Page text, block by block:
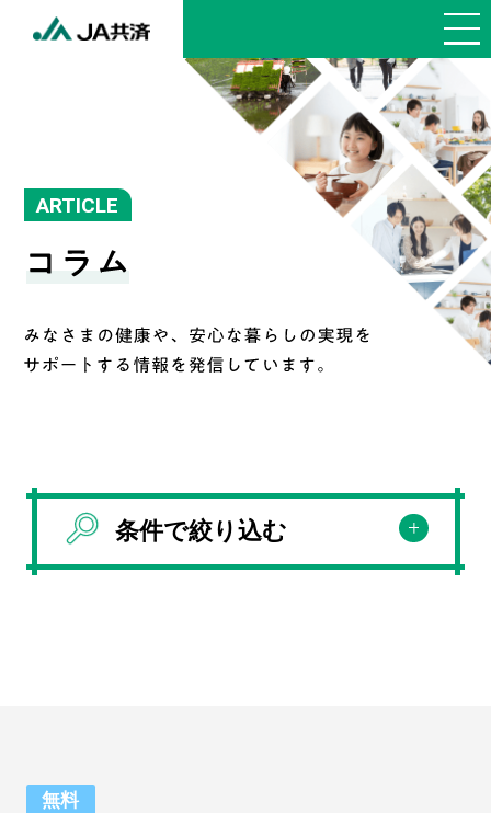
トップページ
ご契約者の方向け サービス
ARTICLE
条件で絞り込む
無料